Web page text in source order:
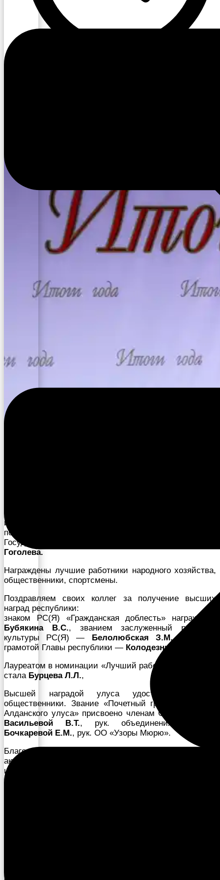
Глава улуса
и достижений в Усть-Алданском улусе. Видео
поздравление земляки получили от председателя
Государственного собрания (Ил Түмэн) РС(Я)
Гоголева.
Награждены лучшие работники народного хозяйства,
общественники, спортсмены.
Поздравляем своих коллег за получение высших
наград республики:
знаком РС(Я) «Гражданская доблесть» награждена
Бубякина В.С., званием заслуженный работник
культуры РС(Я) — Белолюбская З.М.Почетной
грамотой Главы республики — Колодезникова Р.К.
Лауреатом в номинации «Лучший работник культуры»
стала Бурцева Л.Л.,
Высшей наградой улуса удостоены лучшие
общественники. Звание «Почетный гражданин Усть-
Алданского улуса» присвоено членам ОО «Мындыр»
Васильевой В.Т., рук. объединения «Арчы»,
Бочкаревой Е.М., рук. ОО «Узоры Мюрю».
Благодарственным письмом главы улуса отмечены
активные общественники, ветераны труда, члены
изостудии «Кустук» ОО «Школа третьего возраста» —
Колодезникова М.П.
2️⃣0️⃣2️⃣1️⃣ год в улусе объявлен годом Консолидации